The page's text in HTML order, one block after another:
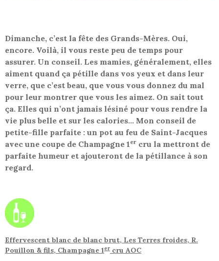
Dimanche, c’est la fête des Grands-Mères. Oui,
encore. Voilà, il vous reste peu de temps pour
assurer. Un conseil. Les mamies, généralement, elles
aiment quand ça pétille dans vos yeux et dans leur
verre, que c’est beau, que vous vous donnez du mal
pour leur montrer que vous les aimez. On sait tout
ça. Elles qui n’ont jamais lésiné pour vous rendre la
vie plus belle et sur les calories… Mon conseil de
petite-fille parfaite : un pot au feu de Saint-Jacques
avec une coupe de Champagne 1er cru la mettront de
parfaite humeur et ajouteront de la pétillance à son
regard.
Effervescent blanc de blanc brut, Les Terres froides, R.
Pouillon & fils, Champagne 1er cru AOC